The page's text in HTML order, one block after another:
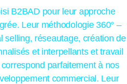
B2BAD pour leur approche
Leur méthodologie 360° –
selling, réseautage, création de
et interpellants et travail
parfaitement à nos
commercial. Leur